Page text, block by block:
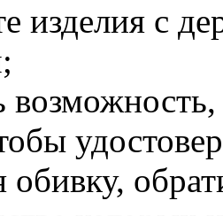
изделия с
обивку,